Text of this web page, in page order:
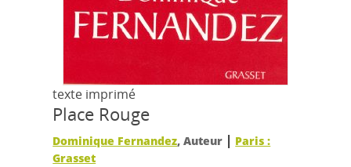
texte imprimé
Place Rouge
Dominique Fernandez, Auteur | Paris :
Grasset